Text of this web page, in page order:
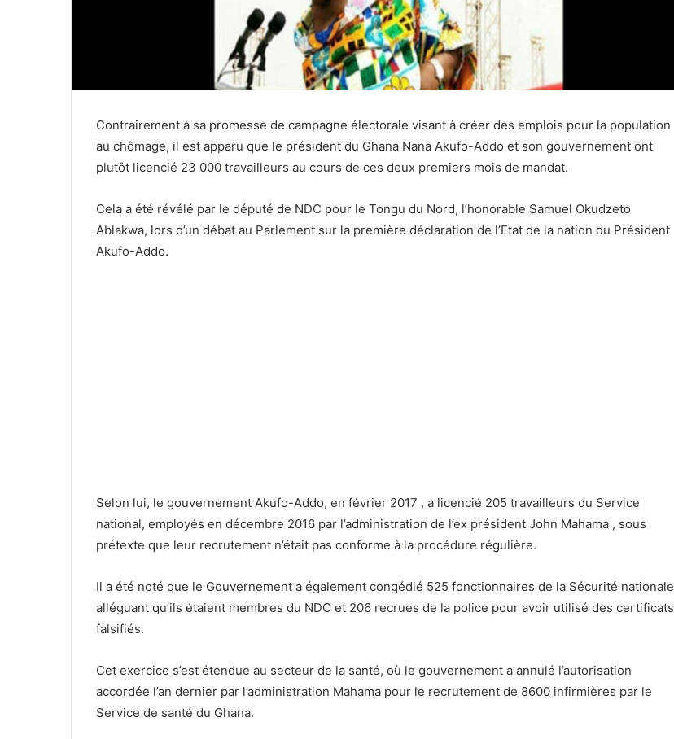
Contrairement à sa promesse de campagne électorale visant à créer des emplois pour la population
au chômage, il est apparu que le président du Ghana Nana Akufo-Addo et son gouvernement ont
plutôt licencié 23 000 travailleurs au cours de ces deux premiers mois de mandat.
Cela a été révélé par le député de NDC pour le Tongu du Nord, l’honorable Samuel Okudzeto
Ablakwa, lors d’un débat au Parlement sur la première déclaration de l’Etat de la nation du Président
Akufo-Addo.
Selon lui, le gouvernement Akufo-Addo, en février 2017 , a licencié 205 travailleurs du Service
national, employés en décembre 2016 par l’administration de l’ex président John Mahama , sous
prétexte que leur recrutement n’était pas conforme à la procédure régulière.
Il a été noté que le Gouvernement a également congédié 525 fonctionnaires de la Sécurité nationale
alléguant qu’ils étaient membres du NDC et 206 recrues de la police pour avoir utilisé des certificats
falsifiés.
Cet exercice s’est étendue au secteur de la santé, où le gouvernement a annulé l’autorisation
accordée l’an dernier par l’administration Mahama pour le recrutement de 8600 infirmières par le
Service de santé du Ghana.